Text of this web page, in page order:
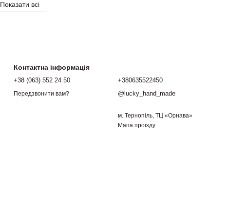
Показати всі
Контактна інформація
+38 (063) 552 24 50
Передзвонити вам?
+380635522450
@lucky_hand_made
м. Тернопіль, ТЦ «Орнава»
Мапа проїзду